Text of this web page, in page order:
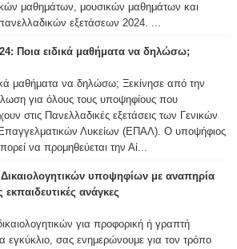
μαθημάτων, μουσικών μαθημάτων και
εξετάσεων 2024. ...
Ποια ειδικά μαθήματα να δηλώσω;
μαθήματα να δηλώσω; Ξεκίνησε από την
για όλους τους υποψηφίους που
στις Πανελλαδικές εξετάσεις των Γενικών
Λυκείων (ΕΠΑΛ). Ο υποψήφιος
να προμηθεύεται την Αί...
υποψηφίων με αναπηρία
εκπαιδευτικές ανάγκες
για προφορική ή γραπτή
εγκύκλιο, σας ενημερώνουμε για τον τρόπο